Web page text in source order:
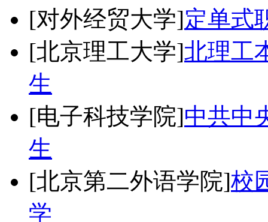
[对外经贸大学]定单式
[北京理工大学]北理工
生
[电子科技学院]中共中
生
[北京第二外语学院]校
学